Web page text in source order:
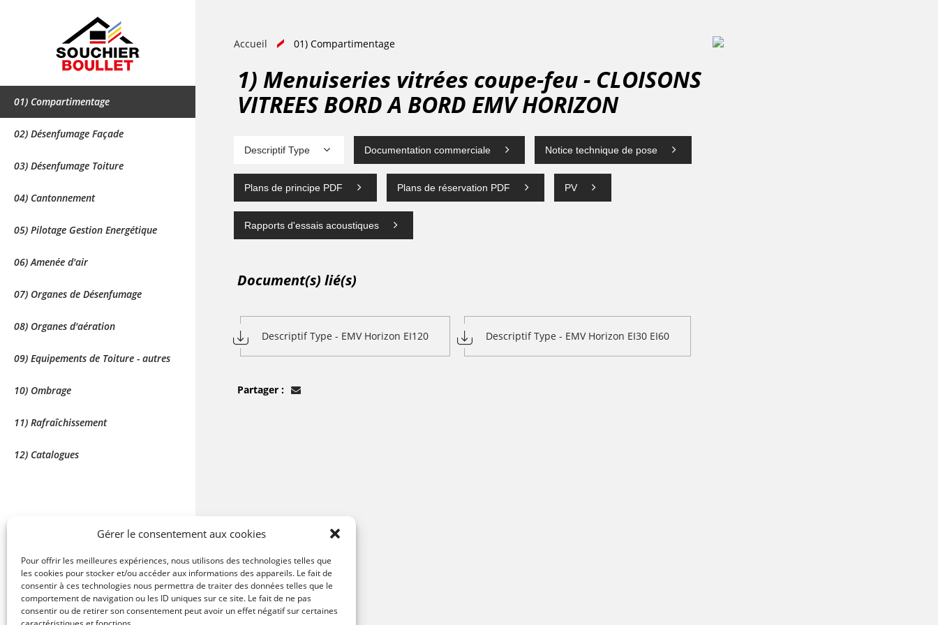
Gérer le consentement aux cookies
Pour offrir les meilleures expériences, nous utilisons des technologies telles que
les cookies pour stocker et/ou accéder aux informations des appareils. Le fait de
consentir à ces technologies nous permettra de traiter des données telles que le
comportement de navigation ou les ID uniques sur ce site. Le fait de ne pas
consentir ou de retirer son consentement peut avoir un effet négatif sur certaines
01) Compartimentage
02) Désenfumage Façade
03) Désenfumage Toiture
04) Cantonnement
05) Pilotage Gestion Energétique
06) Amenée d'air
07) Organes de Désenfumage
08) Organes d'aération
09) Equipements de Toiture - autres
10) Ombrage
11) Rafraîchissement
12) Catalogues
Accueil 01) Compartimentage
1) Menuiseries vitrées coupe-feu - CLOISONS
VITREES BORD A BORD EMV HORIZON
Descriptif Type Documentation commerciale Notice technique de pose
Plans de principe PDF Plans de réservation PDF PV
Rapports d'essais acoustiques
Document(s) lié(s)
Descriptif Type - EMV Horizon EI120 Descriptif Type - EMV Horizon EI30 EI60
Partager :